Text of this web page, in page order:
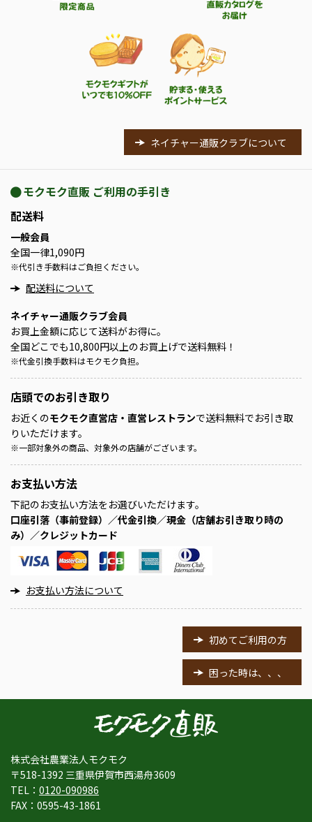
ネイチャー通販クラブについて
モクモク直販 ご利用の手引き
配送料
一般会員
全国一律1,090円
※代引き手数料はご負担ください。
配送料について
ネイチャー通販クラブ会員
お買上金額に応じて送料がお得に。
全国どこでも10,800円以上のお買上げで送料無料！
※代金引換手数料はモクモク負担。
店頭でのお引き取り
お近くのモクモク直営店・直営レストランで送料無料でお引き取
りいただけます。
※一部対象外の商品、対象外の店舗がございます。
お支払い方法
下記のお支払い方法をお選びいただけます。
口座引落（事前登録）／代金引換／現金（店舗お引き取り時の
み）／クレジットカード
お支払い方法について
初めてご利用の方
困った時は、、、
株式会社農業法人モクモク
〒518-1392 三重県伊賀市西湯舟3609
TEL： 0120-090986
FAX：0595-43-1861